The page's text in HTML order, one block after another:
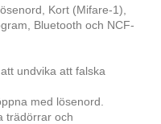
Kort (Mifare-1),
Bluetooth och NCF-
undvika att falska
med lösenord.
trädörrar och